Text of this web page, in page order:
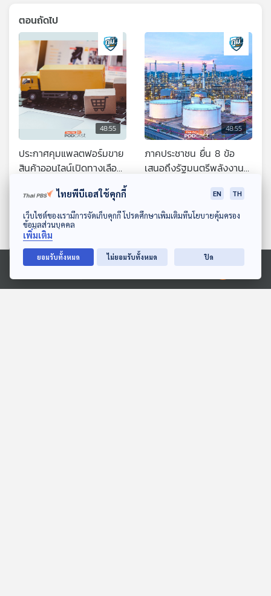
ดาวน์โหลด Thai PBS Podcast Application
Ⓒ 2020 องค์การกระจายเสียงและแพร่ภาพสาธารณะแห่งประเทศไทย
ตอนถัดไป
48:55
ประกาศคุมแพลตฟอร์มขาย
สินค้าออนไลน์เปิดทางเลือก
ผู้ให้บริการขนส่งห้ามผูกขาด
เจ้าเดียว / ความเชื่อตุ๊กแก
เป็นยารักษาโรคได้จริงหรือ
48:55
ภาคประชาชน ยื่น 8 ข้อ
เสนอถึงรัฐมนตรีพลังงาน
ผลิตภัณฑ์คอลลาเจนสร้าง
คอลลาเจนในร่างกายได้จริง
ไทยพีบีเอสใช้คุกกี้ EN TH
เว็บไซต์ของเรามีการจัดเก็บคุกกี้ โปรดศึกษาเพิ่มเติมที่นโยบายคุ้มครอง
ข้อมูลส่วนบุคคล
เพิ่มเติม
ยอมรับทั้งหมด ไม่ยอมรับทั้งหมด ปิด